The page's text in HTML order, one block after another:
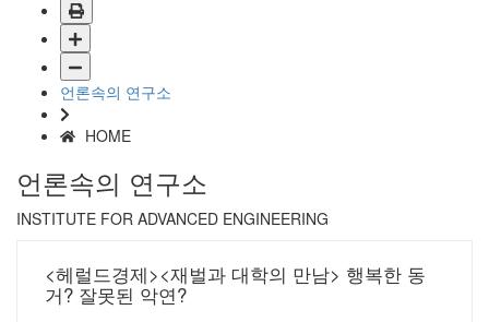
언론속의 연구소
HOME
언론속의 연구소
INSTITUTE FOR ADVANCED ENGINEERING
<헤럴드경제><재벌과 대학의 만남> 행복한 동
거? 잘못된 악연?